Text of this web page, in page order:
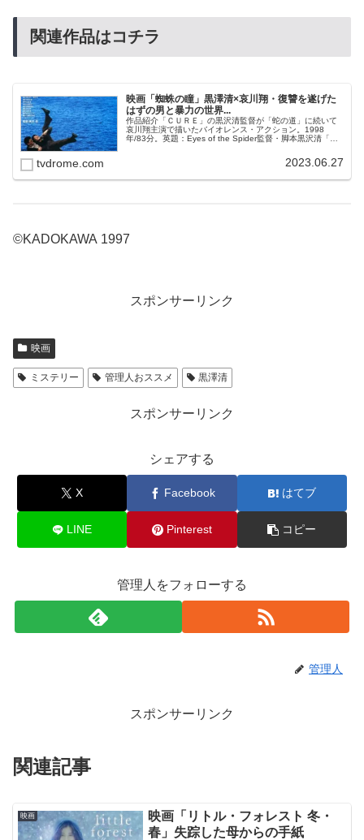
関連作品はコチラ
映画「蜘蛛の瞳」黒澤清×哀川翔・復讐を遂げた
はずの男と暴力の世界...
作品紹介「ＣＵＲＥ」の黒沢清監督が「蛇の道」に続いて
哀川翔主演で描いたバイオレンス・アクション。1998
年/83分。英題：Eyes of the Spider監督・脚本黒沢清「散
tvdrome.com 2023.06.27
©KADOKAWA 1997
スポンサーリンク
映画
ミステリー 管理人おススメ 黒澤清
スポンサーリンク
シェアする
X Facebook はてブ
LINE Pinterest コピー
管理人をフォローする
管理人
スポンサーリンク
関連記事
映画
映画「リトル・フォレスト 冬・
春」失踪した母からの手紙